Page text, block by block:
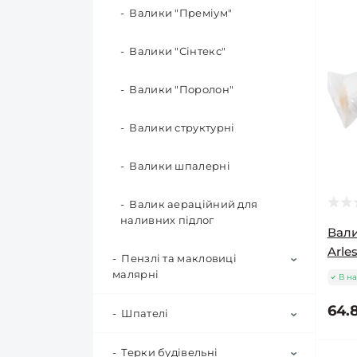
фасадів
Валики "Преміум"
Валики "Сінтекс"
Валики "Поролон"
Валики структурні
Валики шпалерні
Валик аераційний для
наливних підлог
Пензлі та макловиці
малярні
Макловиці та щітки для
Шпателі
Шпатель ручка чорна
Терки будівельні
В